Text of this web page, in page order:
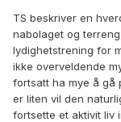
TS beskriver en
nabolaget og
lydighetstrening for
ikke overveldende
fortsatt ha mye å gå
er liten vil den
fortsette et aktivit liv